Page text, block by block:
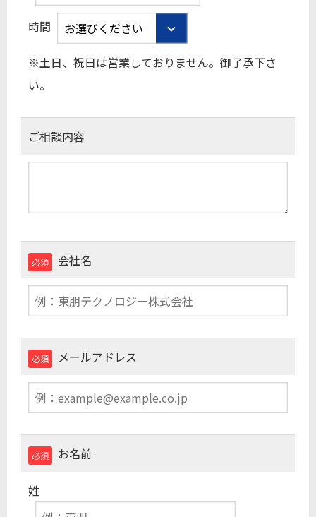
時間
※土日、祝日は営業しておりません。御了承下さ
い。
ご相談内容
必須 会社名
必須 メールアドレス
必須 お名前
姓